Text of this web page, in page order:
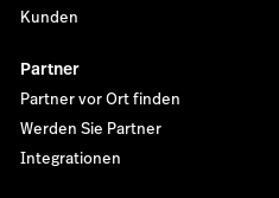
Kunden
Partner
Partner vor Ort finden
Werden Sie Partner
Integrationen